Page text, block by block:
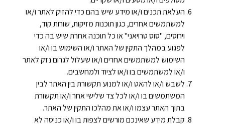
העלאת תכנים ו/או מידע שיש בהם כדי להזיק לאתר ו/או
למשתמשים אחרים, כגון תוכנות מזיקות, שורות קוד,
וירוסים, "סוס טרויאני" או כל תוכנה אחרת שיש בה כדי
לפגוע במהלך התקין של האתר ו/או השימוש בו ו/או
השימוש למשתמשים אחרים ו/או שעלול לגרום נזק לאתר
ו/או למשתמשים בו ו/או לציוד ולמחשבים.
לשבש ו/או להאט ו/או למנוע תקשורת בין האתר לבין
המשתמשים בו ו/או לכל צד שלישי אחר ו/או תקשורת
בתוך האתר עצמו ו/או את מהלכו התקין של האתר.
קבלת מידע שאינכם מורשים לצפות בו ו/או כניסה לא